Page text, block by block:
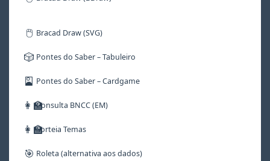
🖱️ Bracad Draw (SVG)
🎲 Pontes do Saber – Tabuleiro
🎴 Pontes do Saber – Cardgame
👩‍🏫Consulta BNCC (EM)
👩‍🏫Sorteia Temas
🎯 Roleta (alternativa aos dados)